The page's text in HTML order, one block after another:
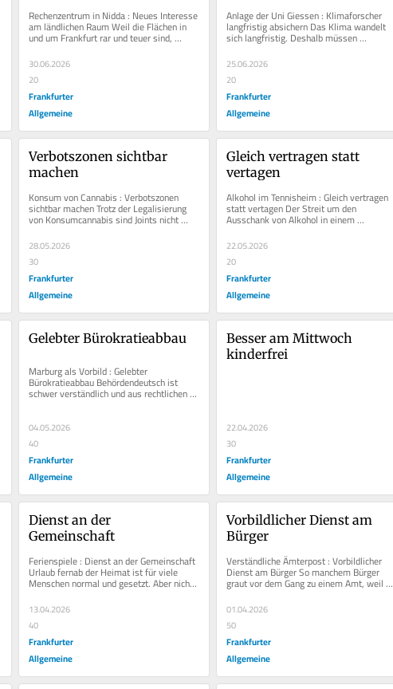
Rechenzentrum in Nidda : Neues Interesse
am ländlichen Raum Weil die Flächen in
und um Frankfurt rar und teuer sind,
30.06.2026
20
Frankfurter
Allgemeine
Anlage der Uni Giessen : Klimaforscher
langfristig absichern Das Klima wandelt
sich langfristig. Deshalb müssen
Klimaforscher langfristig denken und...
25.06.2026
20
Frankfurter
Allgemeine
Verbotszonen sichtbar
machen
Konsum von Cannabis : Verbotszonen
sichtbar machen Trotz der Legalisierung
von Konsumcannabis sind Joints nicht
28.05.2026
30
Frankfurter
Allgemeine
Gleich vertragen statt
vertagen
Alkohol im Tennisheim : Gleich vertragen
statt vertagen Der Streit um den
Ausschank von Alkohol in einem
22.05.2026
20
Frankfurter
Allgemeine
Gelebter Bürokratieabbau
Marburg als Vorbild : Gelebter
Bürokratieabbau Behördendeutsch ist
schwer verständlich und aus rechtlichen
04.05.2026
40
Frankfurter
Allgemeine
Besser am Mittwoch
kinderfrei
22.04.2026
30
Frankfurter
Allgemeine
Dienst an der
Gemeinschaft
Ferienspiele : Dienst an der Gemeinschaft
Urlaub fernab der Heimat ist für viele
Menschen normal und gesetzt. Aber nicht
jeder kann sich das leisten....
13.04.2026
40
Frankfurter
Allgemeine
Vorbildlicher Dienst am
Bürger
Verständliche Ämterpost : Vorbildlicher
Dienst am Bürger So manchem Bürger
graut vor dem Gang zu einem Amt, weil er
dessen Sprache nicht versteht....
01.04.2026
50
Frankfurter
Allgemeine